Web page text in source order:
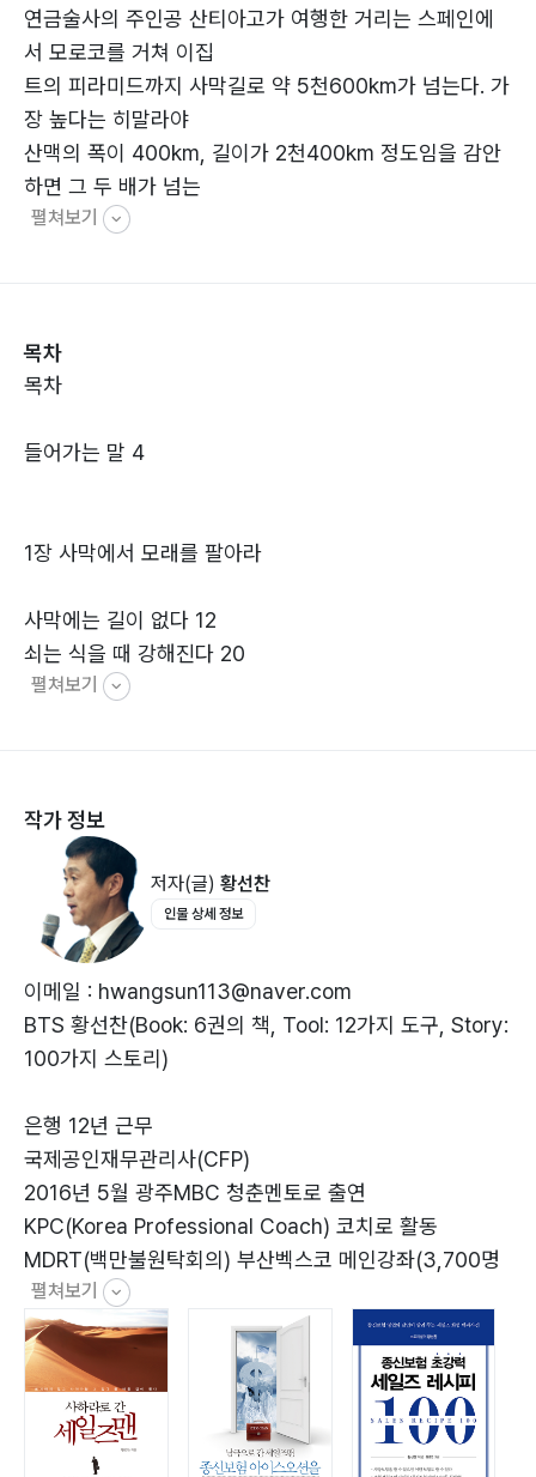
연금술사의 주인공 산티아고가 여행한 거리는 스페인에
서 모로코를 거쳐 이집
트의 피라미드까지 사막길로 약 5천600km가 넘는다. 가
장 높다는 히말라야
산맥의 폭이 400km, 길이가 2천400km 정도임을 감안
하면 그 두 배가 넘는
다. 그에 비하면 나의 여행길은 초라하기 그지없었다.
같이 갔던 70세가 넘
은 형님께서 무슨 내용이 있는지 궁금하다며 자기도 읽겠
떤 보물을 찾아 어디를 여행할 마음으로 그러셨는지 모르
내가 한 여행이 과연 좋은 여행이었는지는 어떻게 판단할
의 사람들은 이 질문에 대한 답을 찾다가 생을 마감한다.
하지만 꼭 좋은 여행
이었는지를 판단할 필요는 없다. 여행은 새로운 환경에 대
끝난다.
펼쳐보기
목차
목차
들어가는 말 4
1장 사막에서 모래를 팔아라
사막에는 길이 없다 12
쇠는 식을 때 강해진다 20
피(避)할 것인가 파(破)할 것인가 27
별을 보면서 뻘을 걸어라 53
세일즈로 도전을 전도하라 61
2장 히말라야에서 나를 만나다
산에서 배운 삶 68
나누고 뿌리고 베풀고 75
터널이 기적을 만든다 92
색소폰으로 색다른 삶을 연주하다 98
밑에서 공감하라 106
끝에서 시작하라 112
한번을 오른다면 히말라야로 가라 118
3장 길에서 변화를 꿈꾸다
길에게 길을 묻는다 124
페이스메이커가 되자 129
펼쳐보기
작가 정보
저자(글) 황선찬
인물 상세 정보
이메일 : hwangsun113@naver.com
BTS 황선찬(Book: 6권의 책, Tool: 12가지 도구, Story:
100가지 스토리)
은행 12년 근무
국제공인재무관리사(CFP)
2016년 5월 광주MBC 청춘멘토로 출연
KPC(Korea Professional Coach) 코치로 활동
MDRT(백만불원탁회의) 부산벡스코 메인강좌(3,700명
대상) 강사
MDRT 미국 필라델피아 행사 한국대표 세일즈 강사
MDRT 20년 연속 달성
풍수지리사
사랑의 집짓기 해비타트 미국, 멕시코, 인도 참가
펼쳐보기